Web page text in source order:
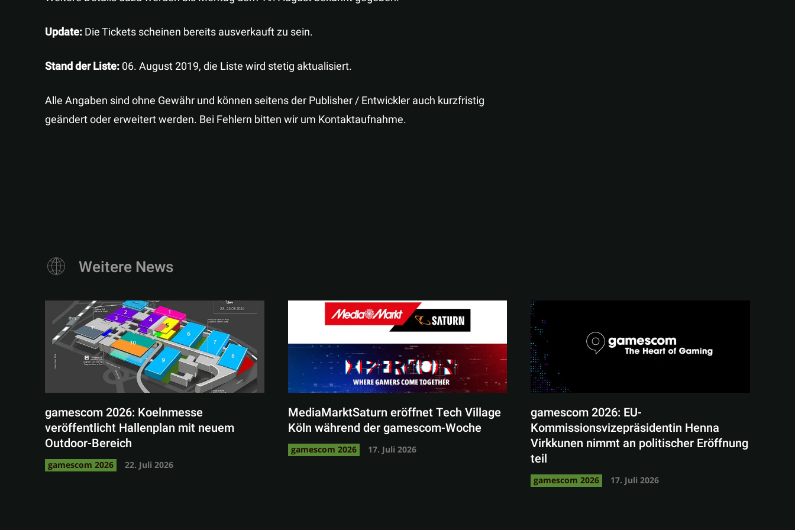
Update:Die Tickets scheinen bereits ausverkauft zu sein.
Stand der Liste:06. August 2019, die Liste wird stetig aktualisiert.
Alle Angaben sind ohne Gewähr und können seitens der Publisher / Entwickler auch kurzfristig
geändert oder erweitert werden. Bei Fehlern bitten wir um Kontaktaufnahme.
Weitere News
gamescom 2026: Koelnmesse
veröffentlicht Hallenplan mit neuem
Outdoor-Bereich
gamescom 2026 22. Juli 2026
MediaMarktSaturn eröffnet Tech Village
Köln während der gamescom-Woche
gamescom 2026 17. Juli 2026
gamescom 2026: EU-
Kommissionsvizepräsidentin Henna
Virkkunen nimmt an politischer Eröffnung
teil
gamescom 2026 17. Juli 2026